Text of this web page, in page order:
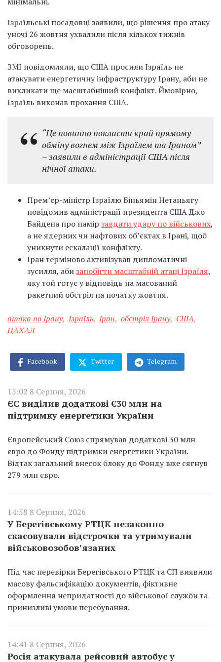
Ізраїльські посадовці заявили, що рішення про атаку
уночі 26 жовтня ухвалили після кількох тижнів
обговорень.
ЗМІ повідомляли, що США просили Ізраїль не
атакувати енергетичну інфраструктуру Ірану, аби не
викликати ще масштабніший конфлікт. Ймовірно,
Ізраїль виконав прохання США.
“Це повинно покласти край прямому
обміну вогнем між Ізраїлем та Іраном”
– заявили в адміністрації США після
нічної атаки.
Прем’єр-міністр Ізраїлю Біньямін Нетаньягу
повідомив адміністрації президента США Джо
Байдена про намір завдати удару по військових,
а не ядерних чи нафтових об’єктах в Ірані, щоб
уникнути ескалації конфлікту.
Іран терміново активізував дипломатичні
зусилля, абизапобігти масштабній атаці Ізраїля,
яку той готує у відповідь на масований
ракетний обстріл на початку жовтня.
атака по Ірану, Ізраїль, Іран, обстріл Ірану, США,
ЦАХАЛ
Facebook Twitter Telegram
15:02 8 Серпня, 2026
ЄС виділив додаткові €30 млн на
підтримку енергетики України
Європейський Союз спрямував додаткові 30 млн
євро до Фонду підтримки енергетики України.
Відтак загальний внесок блоку до Фонду вже сягнув
279 млн євро.
14:58 8 Серпня, 2026
У Берегівському РТЦК незаконно
скасовували відстрочки та утримували
військовозобов’язаних
Під час перевірки Берегівського РТЦК та СП виявили
масову фальсифікацію документів, фіктивне
оформлення непридатності до військової служби та
принизливі умови перебування.
14:41 8 Серпня, 2026
Росія атакувала рейсовий автобус у